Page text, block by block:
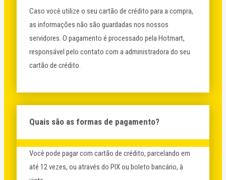
Caso você utilize o seu cartão de crédito para a compra,
as informações não são guardadas nos nossos
servidores. O pagamento é processado pela Hotmart,
responsável pelo contato com a administradora do seu
cartão de crédito.
Quais são as formas de pagamento?
Você pode pagar com cartão de crédito, parcelando em
até 12 vezes, ou através do PIX ou boleto bancário, à